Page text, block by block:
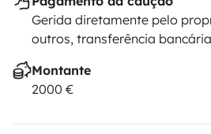
Gerida diretamente pelo
outros, transferência bancária
Montante
2000 €